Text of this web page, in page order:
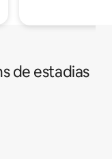
de estadias